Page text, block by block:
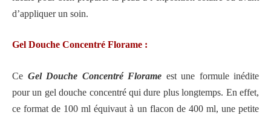
d’appliquer un soin.
Gel Douche Concentré Florame :
Ce Gel Douche Concentré Florame est une formule inédite
pour un gel douche concentré qui dure plus longtemps. En effet,
ce format de 100 ml équivaut à un flacon de 400 ml, une petite